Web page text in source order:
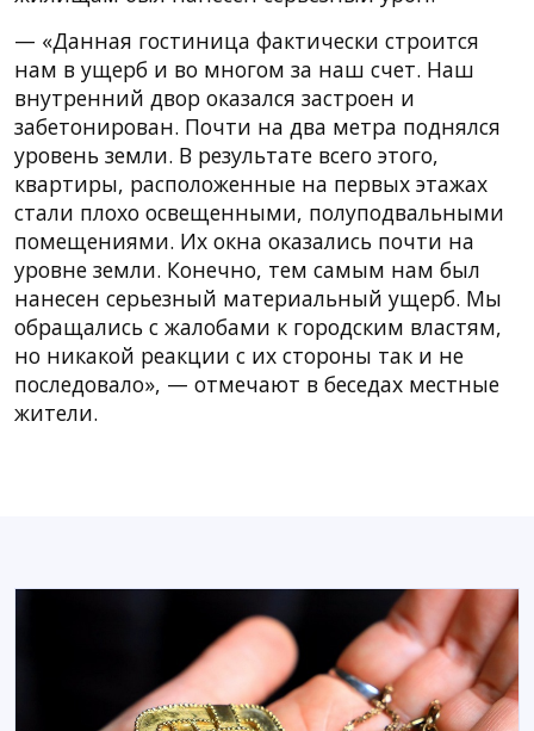
— «Данная гостиница фактически строится
нам в ущерб и во многом за наш счет. Наш
внутренний двор оказался застроен и
забетонирован. Почти на два метра поднялся
уровень земли. В результате всего этого,
квартиры, расположенные на первых этажах
стали плохо освещенными, полуподвальными
помещениями. Их окна оказались почти на
уровне земли. Конечно, тем самым нам был
нанесен серьезный материальный ущерб. Мы
обращались с жалобами к городским властям,
но никакой реакции с их стороны так и не
последовало», — отмечают в беседах местные
жители.